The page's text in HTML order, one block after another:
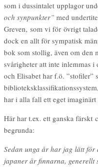
som i dussintalet upplagor
och synpunkter” med
Greven, som vi för övrigt
dock en allt för sympatisk
bok som stollig, även om den
svårigheter att inte inlemmas
och Elisabet har f.ö. ”stofiler”
har i alla fall ett eget
Här har t.ex. ett ganska färskt
begrunda:
Sedan unga år har jag lätt för
japaner är finnarna, generellt